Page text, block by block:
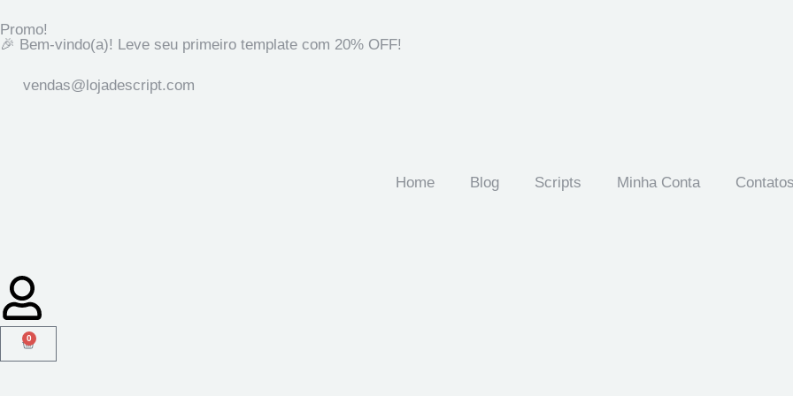
Promo!
🎉 Bem-vindo(a)! Leve seu primeiro template com 20% OFF!
vendas@lojadescript.com
Home Blog Scripts Minha Conta
0